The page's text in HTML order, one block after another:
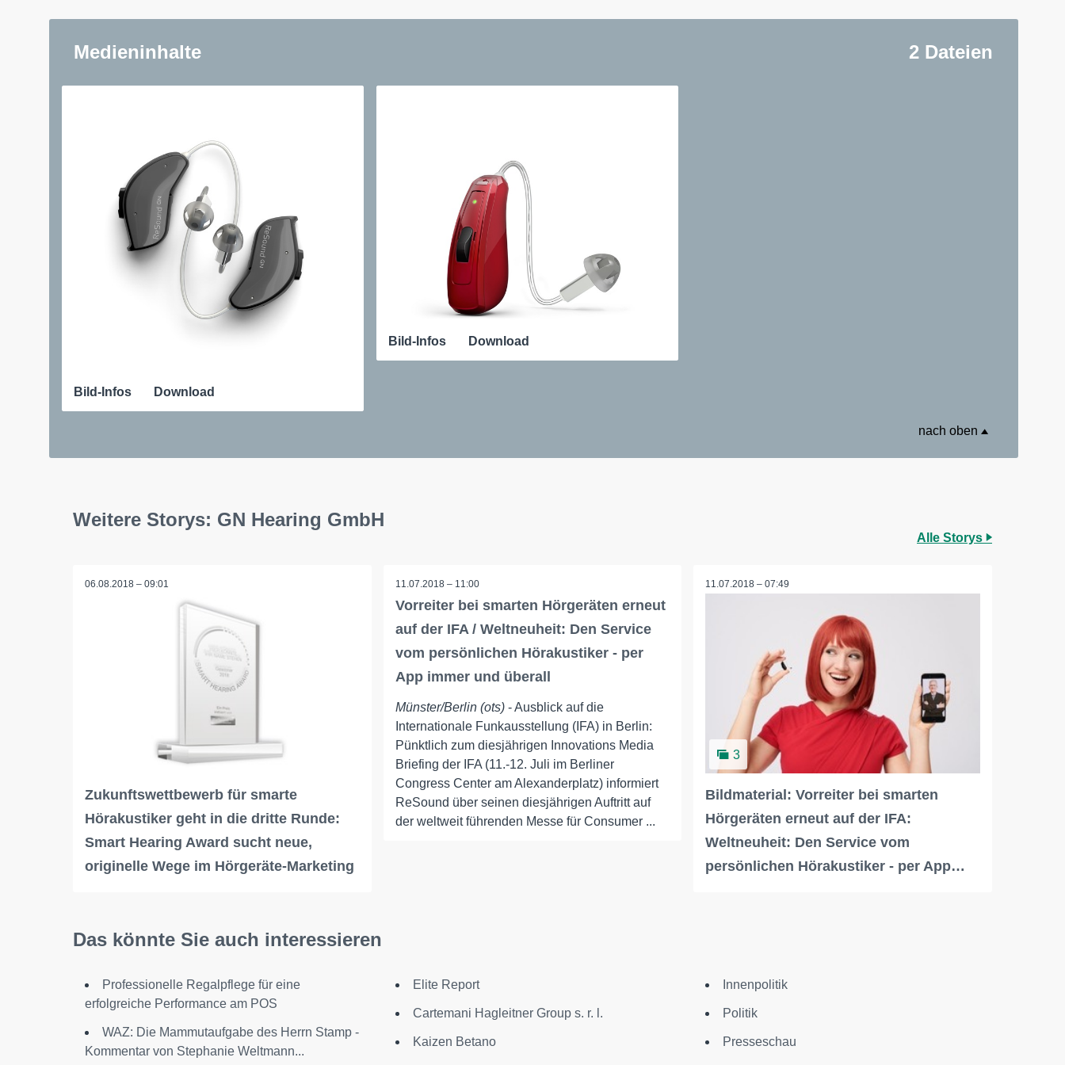
Medieninhalte 2 Dateien
Bild-Infos Download
Bild-Infos Download
nach oben
Weitere Storys: GN Hearing GmbH
Alle Storys
06.08.2018 – 09:01
Zukunftswettbewerb für smarte
Hörakustiker geht in die dritte Runde:
Smart Hearing Award sucht neue,
originelle Wege im Hörgeräte-Marketing
11.07.2018 – 11:00
Vorreiter bei smarten Hörgeräten erneut
auf der IFA / Weltneuheit: Den Service
vom persönlichen Hörakustiker - per
App immer und überall
Münster/Berlin (ots)- Ausblick auf die
Internationale Funkausstellung (IFA) in Berlin:
Pünktlich zum diesjährigen Innovations Media
Briefing der IFA (11.-12. Juli im Berliner
Congress Center am Alexanderplatz) informiert
ReSound über seinen diesjährigen Auftritt auf
der weltweit führenden Messe für Consumer ...
11.07.2018 – 07:49
3
Bildmaterial: Vorreiter bei smarten
Hörgeräten erneut auf der IFA:
Weltneuheit: Den Service vom
persönlichen Hörakustiker - per App…
Das könnte Sie auch interessieren
Professionelle Regalpflege für eine
erfolgreiche Performance am POS
WAZ: Die Mammutaufgabe des Herrn Stamp -
Kommentar von Stephanie Weltmann...
Elite Report
Cartemani Hagleitner Group s. r. l.
Kaizen Betano
Innenpolitik
Politik
Presseschau